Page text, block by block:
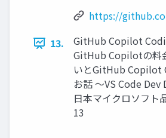
https://
13.
GitHub Copilot
GitHub Copilotの料
いとGitHub Copilot
お話 〜VS Code Dev
日本マイクロソフト
13